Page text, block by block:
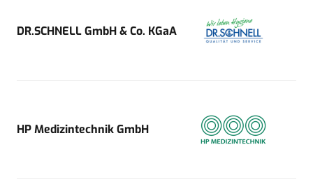
DR.SCHNELL GmbH & Co. KGaA
HP Medizintechnik GmbH